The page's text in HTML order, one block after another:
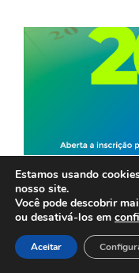
22 de janeiro de
Prazo para ✍
Calendário
encerra em
Estamos usando
nosso site.
Você pode descobrir
ou desativá-los em
Aceitar